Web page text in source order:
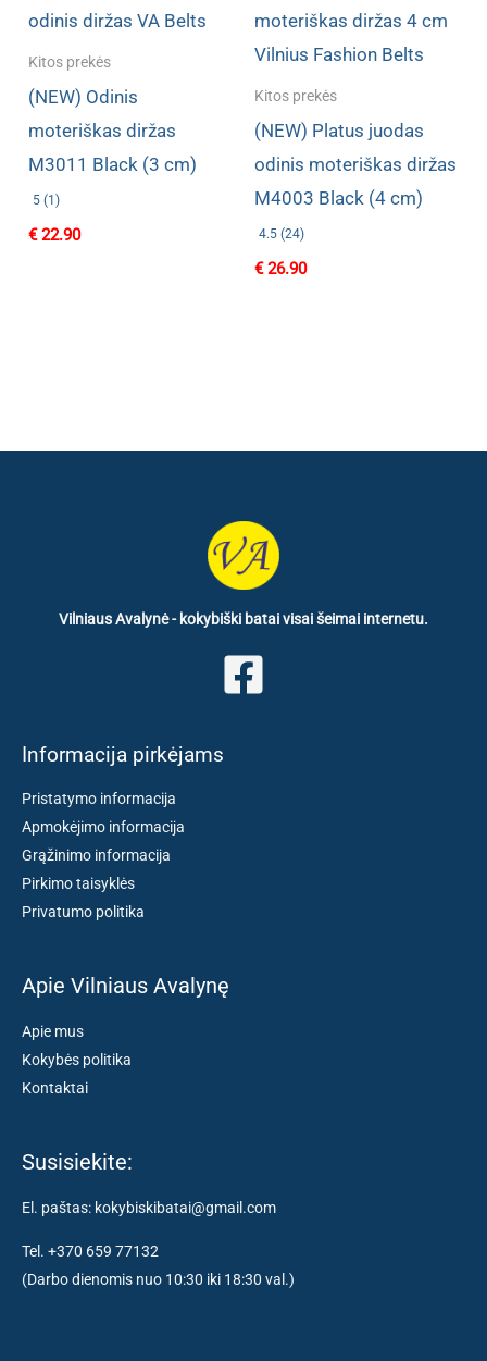
Kitos prekės
(NEW) Odinis
moteriškas diržas
M3011 Black (3 cm)
5 (1)
€22.90
Kitos prekės
(NEW) Platus juodas
odinis moteriškas diržas
M4003 Black (4 cm)
4.5 (24)
€26.90
Vilniaus Avalynė - kokybiški batai visai šeimai internetu.
Informacija pirkėjams
Pristatymo informacija
Apmokėjimo informacija
Grąžinimo informacija
Pirkimo taisyklės
Privatumo politika
Apie Vilniaus Avalynę
Apie mus
Kokybės politika
Kontaktai
Susisiekite:
El. paštas: kokybiskibatai@gmail.com
Tel. +370 659 77132
(Darbo dienomis nuo 10:30 iki 18:30 val.)